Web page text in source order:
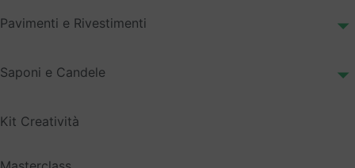
Pavimenti e Rivestimenti
Saponi e Candele
Kit Creatività